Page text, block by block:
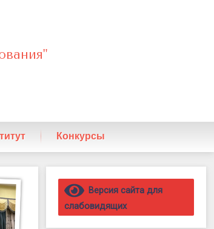
Конкурсы
Правый сайдбар
Версия сайта для
слабовидящих